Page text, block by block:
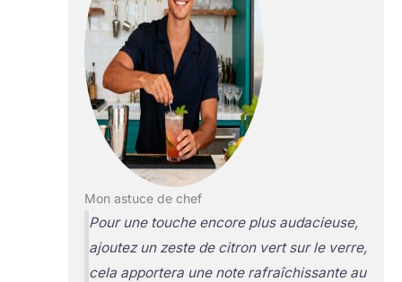
Mon astuce de chef
Pour une touche encore plus audacieuse,
ajoutez un zeste de citron vert sur le verre,
cela apportera une note rafraîchissante au